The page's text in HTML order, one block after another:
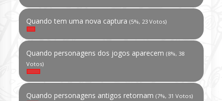
Quando tem uma nova captura (5%, 23 Votos)
Quando personagens dos jogos aparecem (8%, 38
Votos)
Quando personagens antigos retornam (7%, 31 Votos)